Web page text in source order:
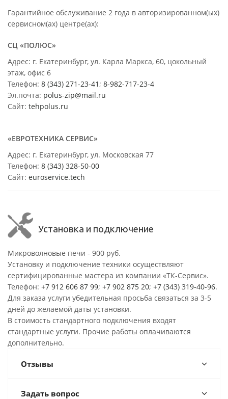
Гарантийное обслуживание 2 года в авторизированном(ых)
сервисном(ах) центре(ах):
СЦ «ПОЛЮС»
Адрес: г. Екатеринбург, ул. Карла Маркса, 60, цокольный
этаж, офис 6
Телефон: 8 (343) 271-23-41 ; 8-982-717-23-4
Эл.почта: polus-zip@mail.ru
Сайт: tehpolus.ru
«ЕВРОТЕХНИКА СЕРВИС»
Адрес: г. Екатеринбург, ул. Московская 77
Телефон: 8 (343) 328-50-00
Сайт: euroservice.tech
Установка и подключение
Микроволновые печи - 900 руб.
Установку и подключение техники осуществляют
сертифицированные мастера из компании «ТК-Сервис».
Телефон: +7 912 606 87 99; +7 902 875 20; +7 (343) 319-40-96.
Для заказа услуги убедительная просьба связаться за 3-5
дней до желаемой даты установки.
В стоимость стандартного подключения входят
стандартные услуги. Прочие работы оплачиваются
дополнительно.
Отзывы
Задать вопрос